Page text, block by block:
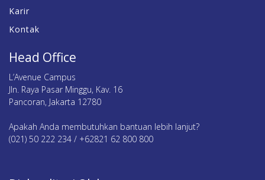
Karir
Kontak
Head Office
L’Avenue Campus
Jln. Raya Pasar Minggu, Kav. 16
Pancoran, Jakarta 12780
Apakah Anda membutuhkan bantuan lebih lanjut?
(021) 50 222 234 / +62821 62 800 800